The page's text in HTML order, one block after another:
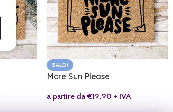
SALDI
More Sun Please
a partire da€19,90 + IVA